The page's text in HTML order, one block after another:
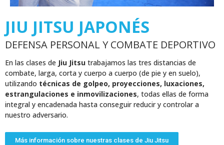
JIU JITSU JAPONÉS
DEFENSA PERSONAL Y COMBATE DEPORTIVO
En las clases de Jiu Jitsu trabajamos las tres distancias de
combate, larga, corta y cuerpo a cuerpo (de pie y en suelo),
utilizando técnicas de golpeo, proyecciones, luxaciones,
estrangulaciones e inmovilizaciones, todas ellas de forma
integral y encadenada hasta conseguir reducir y controlar a
nuestro adversario.
Más información sobre nuestras clases de Jiu Jitsu